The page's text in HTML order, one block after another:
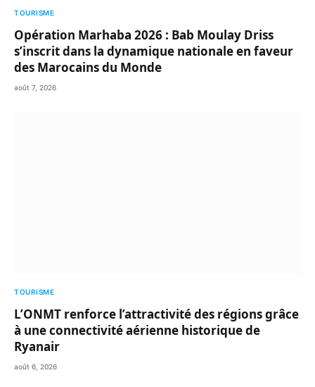
TOURISME
Opération Marhaba 2026 : Bab Moulay Driss
s’inscrit dans la dynamique nationale en faveur
des Marocains du Monde
août 7, 2026
TOURISME
L’ONMT renforce l’attractivité des régions grâce
à une connectivité aérienne historique de
Ryanair
août 6, 2026